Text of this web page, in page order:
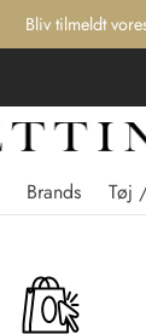
Bliv tilmeldt
Brands Tøj